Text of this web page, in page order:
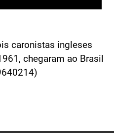
caronistas ingleses
chegaram ao Brasil